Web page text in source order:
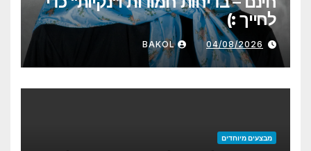
לחייך :)
04/08/2026
BAKOL
מבצעים מיוחדים